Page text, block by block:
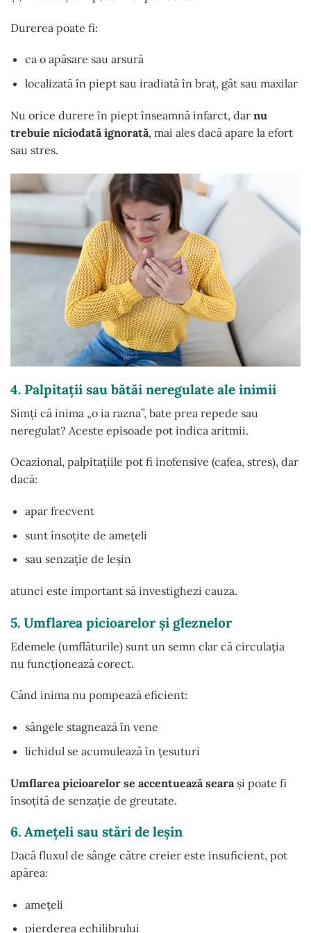
Durerea poate fi:
ca o apăsare sau arsură
localizată în piept sau iradiată în braț, gât sau maxilar
Nu orice durere în piept înseamnă infarct, dar nu
trebuie niciodată ignorată, mai ales dacă apare la efort
sau stres.
4. Palpitații sau bătăi neregulate ale inimii
Simți că inima „o ia razna”, bate prea repede sau
neregulat? Aceste episoade pot indica aritmii.
Ocazional, palpitațiile pot fi inofensive (cafea, stres), dar
dacă:
apar frecvent
sunt însoțite de amețeli
sau senzație de leșin
atunci este important să investighezi cauza.
5. Umflarea picioarelor și gleznelor
Edemele (umflăturile) sunt un semn clar că circulația
nu funcționează corect.
Când inima nu pompează eficient:
sângele stagnează în vene
lichidul se acumulează în țesuturi
Umflarea picioarelor se accentuează seara și poate fi
însoțită de senzație de greutate.
6. Amețeli sau stări de leșin
Dacă fluxul de sânge către creier este insuficient, pot
apărea:
amețeli
pierderea echilibrului